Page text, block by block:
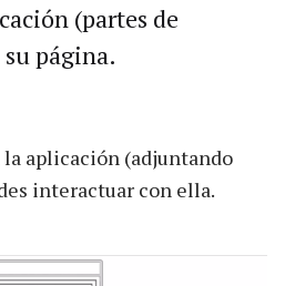
(partes de
página.
aplicación (adjuntando
interactuar con ella.